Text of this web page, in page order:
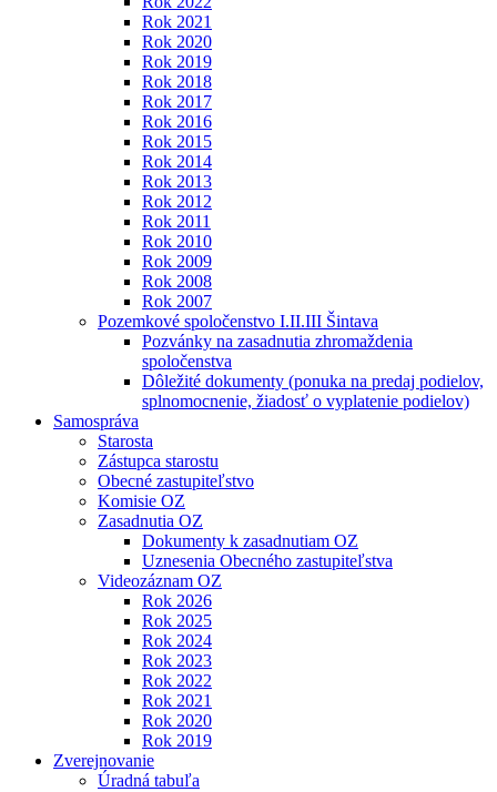
Rok 2021
Rok 2020
Rok 2019
Rok 2018
Rok 2017
Rok 2016
Rok 2015
Rok 2014
Rok 2013
Rok 2012
Rok 2011
Rok 2010
Rok 2009
Rok 2008
Rok 2007
Pozemkové spoločenstvo I.II.III Šintava
Pozvánky na zasadnutia zhromaždenia
spoločenstva
Dôležité dokumenty (ponuka na predaj podielov,
splnomocnenie, žiadosť o vyplatenie podielov)
Samospráva
Starosta
Zástupca starostu
Obecné zastupiteľstvo
Komisie OZ
Zasadnutia OZ
Dokumenty k zasadnutiam OZ
Uznesenia Obecného zastupiteľstva
Videozáznam OZ
Rok 2026
Rok 2025
Rok 2024
Rok 2023
Rok 2022
Rok 2021
Rok 2020
Rok 2019
Zverejnovanie
Úradná tabuľa